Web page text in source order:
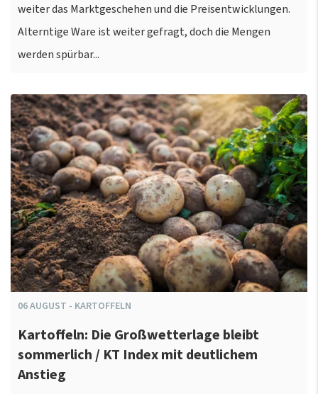
weiter das Marktgeschehen und die Preisentwicklungen.
Alterntige Ware ist weiter gefragt, doch die Mengen
werden spürbar...
06AUGUST - KARTOFFELN
Kartoffeln: Die Großwetterlage bleibt
sommerlich / KT Index mit deutlichem
Anstieg